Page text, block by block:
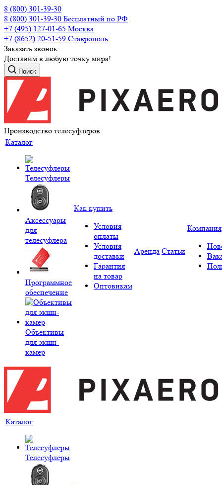
8 (800) 301-39-30
8 (800) 301-39-30 Бесплатный по РФ
+7 (495) 127-01-65 Москва
+7 (8652) 20-51-59 Ставрополь
Заказать звонок
Доставим в любую точку мира!
Поиск
Производство телесуфлеров
Каталог
Телесуфлеры
Аксессуары
для
телесуфлера
Программное
обеспечение
Объективы
для экшн-
камер
Как купить
Условия
оплаты
Условия
доставки
Гарантия
на товар
Оптовикам
Аренда Статьи
Компания
Каталог
Телесуфлеры